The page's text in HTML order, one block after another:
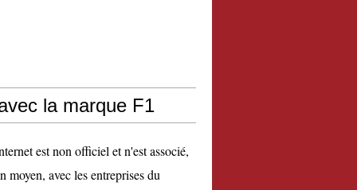
la marque F1
est non officiel et n'est associé,
moyen, avec les entreprises du